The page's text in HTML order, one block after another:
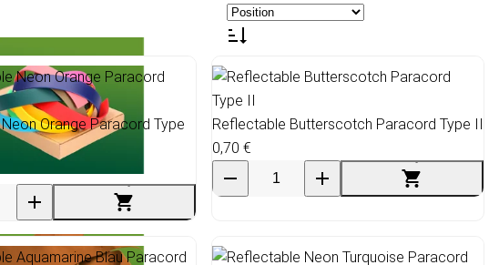
& Gurtband
Orange Paracord Type
Reflectable Butterscotch Paracord Type II
0,70 €